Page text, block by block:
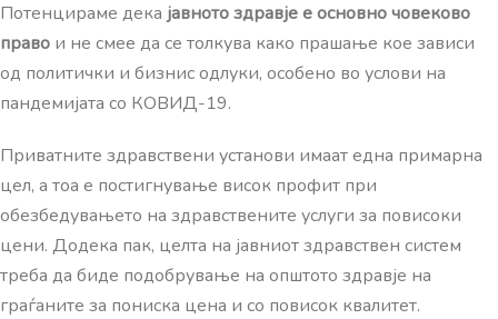
Потенцираме дека јавното здравје е основно човеково
право и не смее да се толкува како прашање кое зависи
од политички и бизнис одлуки, особено во услови на
пандемијата со КОВИД-19.
Приватните здравствени установи имаат една примарна
цел, а тоа е постигнување висок профит при
обезбедувањето на здравствените услуги за повисоки
цени. Додека пак, целта на јавниот здравствен систем
треба да биде подобрување на општото здравје на
граѓаните за пониска цена и со повисок квалитет.